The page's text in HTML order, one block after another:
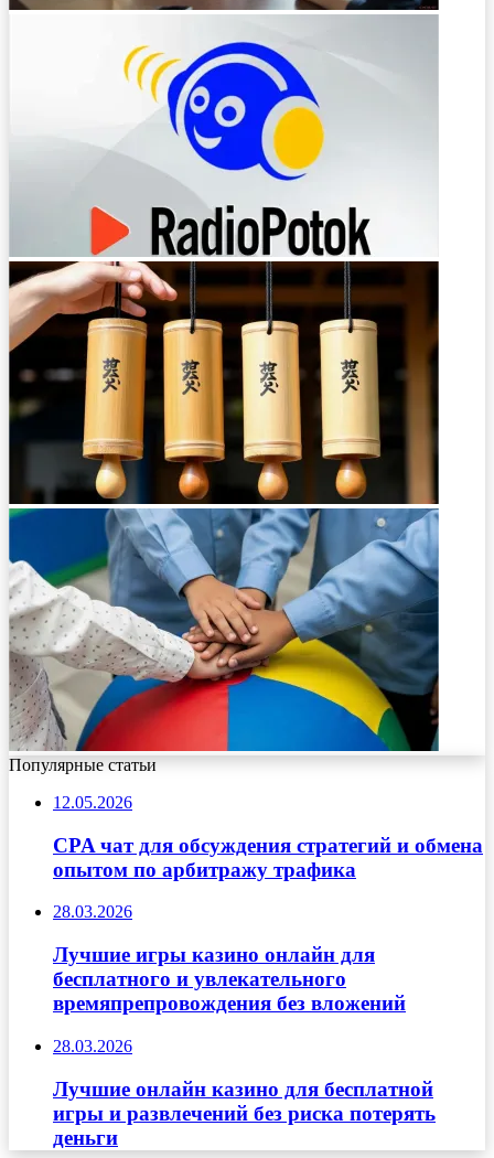
Популярные статьи
12.05.2026
CPA чат для обсуждения стратегий и обмена
опытом по арбитражу трафика
28.03.2026
Лучшие игры казино онлайн для
бесплатного и увлекательного
времяпрепровождения без вложений
28.03.2026
Лучшие онлайн казино для бесплатной
игры и развлечений без риска потерять
деньги